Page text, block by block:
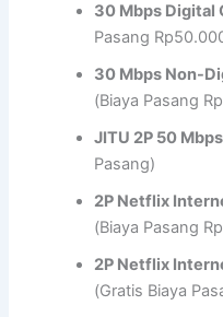
30 Mbps Digital
Pasang
30 Mbps Non-
(Biaya Pasang
JITU 2P 50
Pasang)
2P Netflix
(Biaya Pasang
2P Netflix
(Gratis Biaya